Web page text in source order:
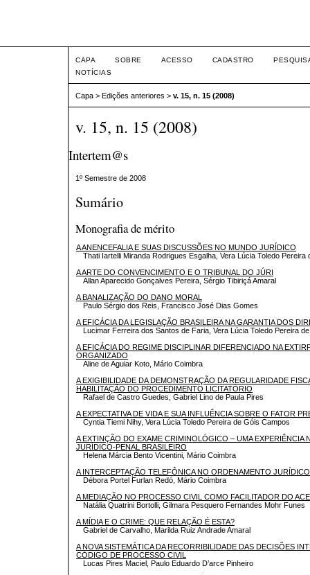
CAPA SOBRE ACESSO CADASTRO
NOTÍCIAS
Capa > Edições anteriores > v. 15, n. 15 (2008)
v. 15, n. 15 (2008)
Intertem@s
1º Semestre de 2008
Sumário
Monografia de mérito
A ANENCEFALIA E SUAS DISCUSSÕES NO MUNDO JURÍDICO
Thati Iartelli Miranda Rodrigues Esgalha, Vera Lúcia Toledo Pereira
A ARTE DO CONVENCIMENTO E O TRIBUNAL DO JÚRI
Allan Aparecido Gonçalves Pereira, Sérgio Tibiriçá Amaral
A BANALIZAÇÃO DO DANO MORAL
Paulo Sérgio dos Reis, Francisco José Dias Gomes
A EFICÁCIA DA LEGISLAÇÃO BRASILEIRA NA GARANTIA DOS
Lucimar Ferreira dos Santos de Faria, Vera Lúcia Toledo Pereira
A EFICÁCIA DO REGIME DISCIPLINAR DIFERENCIADO NA
ORGANIZADO
Aline de Aguiar Koto, Mário Coimbra
A EXIGIBILIDADE DA DEMONSTRAÇÃO DA REGULARIDADE
HABILITAÇÃO DO PROCEDIMENTO LICITATÓRIO
Rafael de Castro Guedes, Gabriel Lino de Paula Pires
A EXPECTATIVA DE VIDA E SUA INFLUÊNCIA SOBRE O FATOR
Cyntia Tiemi Nihy, Vera Lúcia Toledo Pereira de Góis Campos
A EXTINÇÃO DO EXAME CRIMINOLÓGICO – UMA EXPERIÊNCIA
JURÍDICO-PENAL BRASILEIRO
Helena Márcia Bento Vicentini, Mário Coimbra
A INTERCEPTAÇÃO TELEFÔNICA NO ORDENAMENTO
Débora Portel Furlan Redó, Mário Coimbra
A MEDIAÇÃO NO PROCESSO CIVIL COMO FACILITADOR DO
Natália Quatrini Bortolli, Gilmara Pesquero Fernandes Mohr Funes
A MÍDIA E O CRIME: QUE RELAÇÃO É ESTA?
Gabriel de Carvalho, Marilda Ruiz Andrade Amaral
A NOVA SISTEMÁTICA DA RECORRIBILIDADE DAS DECISÕES
CÓDIGO DE PROCESSO CIVIL
Lucas Pires Maciel, Paulo Eduardo D’arce Pinheiro